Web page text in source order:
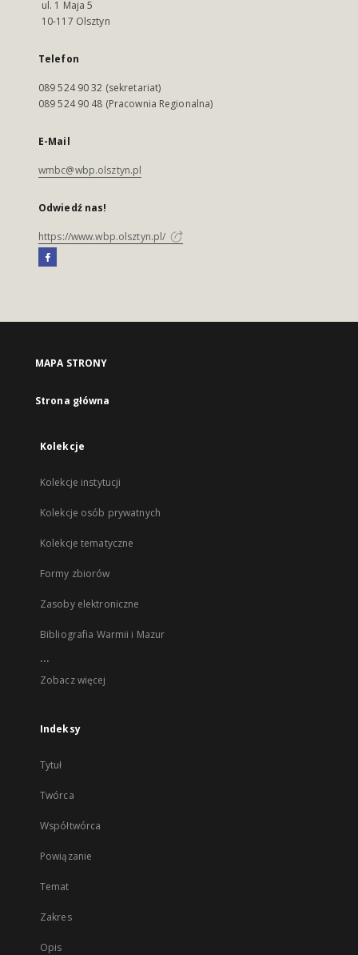
ul. 1 Maja 5
10-117 Olsztyn
Telefon
089 524 90 32 (sekretariat)
089 524 90 48 (Pracownia Regionalna)
E-Mail
wmbc@wbp.olsztyn.pl
Odwiedź nas!
https://www.wbp.olsztyn.pl/
MAPA STRONY
Strona główna
Kolekcje
Kolekcje instytucji
Kolekcje osób prywatnych
Kolekcje tematyczne
Formy zbiorów
Zasoby elektroniczne
Bibliografia Warmii i Mazur
...
Zobacz więcej
Indeksy
Tytuł
Twórca
Współtwórca
Powiązanie
Temat
Zakres
Opis